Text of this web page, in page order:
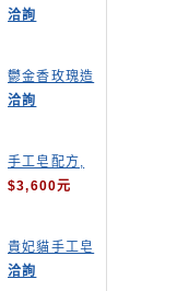
羊奶皂
洽詢
鬱金香玫瑰造
型手工皂
洽詢
手工皂配方,
手工皂教學
$3,600元
貴妃貓手工皂
洽詢